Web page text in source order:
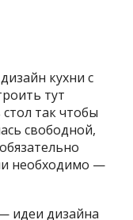
кухни с
тут
так чтобы
свободной,
необходимо —